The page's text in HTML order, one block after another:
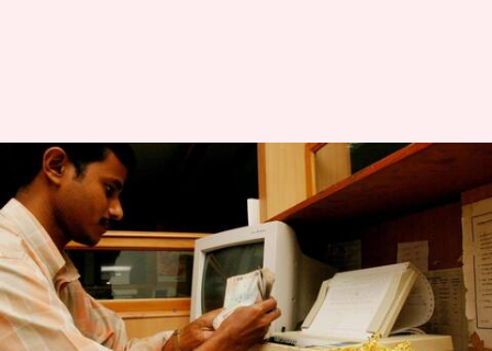
Gold loan: గోల్డ్‌ లోన్స్‌పై కొత్త
మార్గదర్శకాలను సడలించాలి..
ఆర్‌బిఐకి కేంద్ర ఆర్థిక మంత్రిత్వ శాఖ
సూచన
వ్రాసిన వారు Sirish Praharaju May 30, 2025 02:36 pm